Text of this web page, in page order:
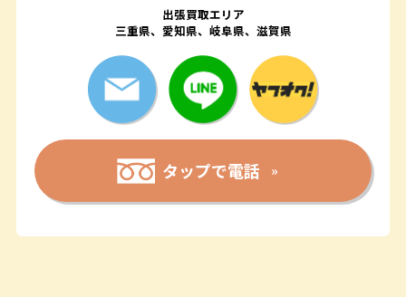
出張買取エリア
三重県、愛知県、岐阜県、滋賀県
タップで電話